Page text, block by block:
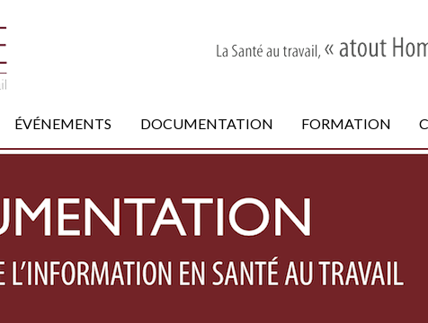
ÉVÉNEMENTS DOCUMENTATION FORMATION